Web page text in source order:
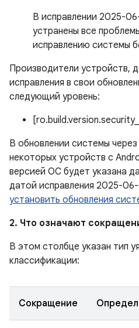
В исправлении 2025-
устранены все
исправлению системы
Производители устройств,
исправления в свои
следующий уровень:
В обновлении системы
некоторых устройств с
версией ОС будет указана
датой исправления 2025-
установить обновления
2. Что означают
В этом столбце указан тип
классификации:
Сокращение